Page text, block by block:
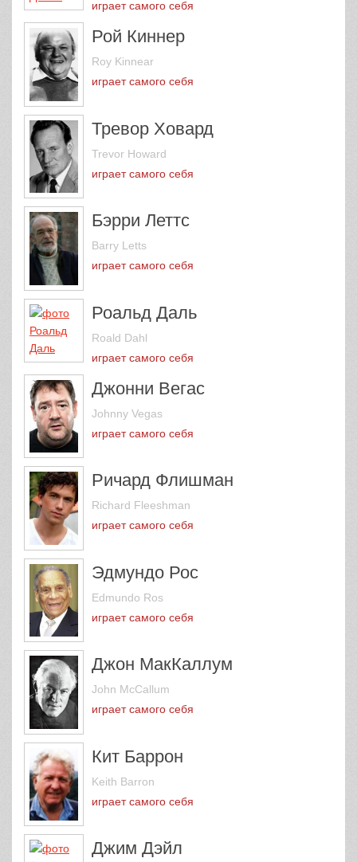
играет самого себя
Рой Киннер
Roy Kinnear
играет самого себя
Тревор Ховард
Trevor Howard
играет самого себя
Бэрри Леттс
Barry Letts
играет самого себя
Роальд Даль
Roald Dahl
играет самого себя
Джонни Вегас
Johnny Vegas
играет самого себя
Ричард Флишман
Richard Fleeshman
играет самого себя
Эдмундо Рос
Edmundo Ros
играет самого себя
Джон МакКаллум
John McCallum
играет самого себя
Кит Баррон
Keith Barron
играет самого себя
Джим Дэйл